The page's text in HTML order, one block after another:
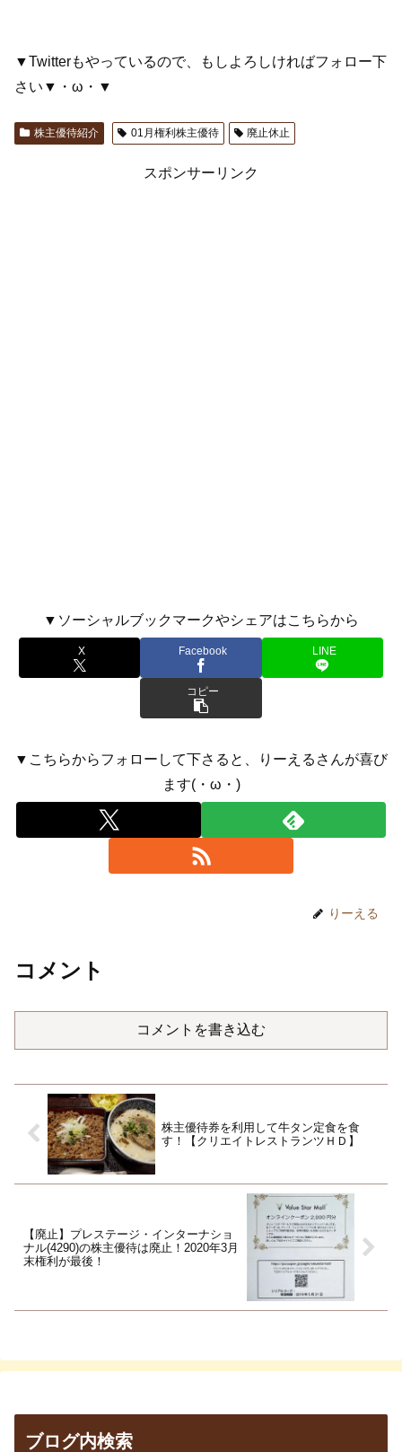
▼Twitterもやっているので、もしよろしければフォロー下
さい▼・ω・▼
株主優待紹介 01月権利株主優待 廃止休止
スポンサーリンク
▼ソーシャルブックマークやシェアはこちらから
X Facebook LINE
コピー
▼こちらからフォローして下さると、りーえるさんが喜び
ます(・ω・)
りーえる
コメント
コメントを書き込む
株主優待券を利用して牛タン定食を食
す！【クリエイトレストランツＨＤ】
【廃止】プレステージ・インターナショ
ナル(4290)の株主優待は廃止！2020年3月
末権利が最後！
ブログ内検索